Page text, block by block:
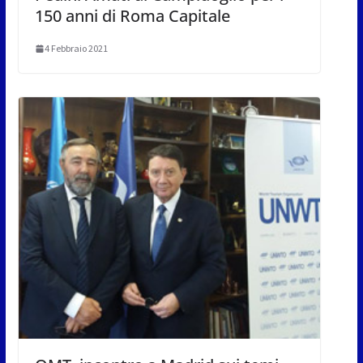
150 anni di Roma Capitale
4 Febbraio 2021